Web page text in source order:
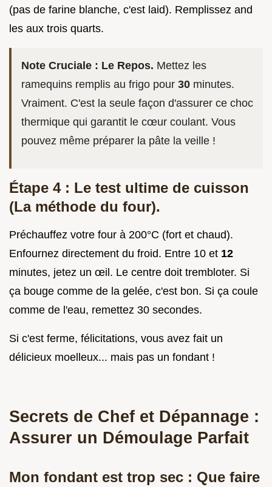
(pas de farine blanche, c'est laid). Remplissez and
les aux trois quarts.
Note Cruciale : Le Repos. Mettez les
ramequins remplis au frigo pour 30 minutes.
Vraiment. C'est la seule façon d'assurer ce choc
thermique qui garantit le cœur coulant. Vous
pouvez même préparer la pâte la veille !
Étape 4 : Le test ultime de cuisson
(La méthode du four).
Préchauffez votre four à 200°C (fort et chaud).
Enfournez directement du froid. Entre 10 et 12
minutes, jetez un œil. Le centre doit trembloter. Si
ça bouge comme de la gelée, c'est bon. Si ça coule
comme de l'eau, remettez 30 secondes.
Si c'est ferme, félicitations, vous avez fait un
délicieux moelleux... mais pas un fondant !
Secrets de Chef et Dépannage :
Assurer un Démoulage Parfait
Mon fondant est trop sec : Que faire